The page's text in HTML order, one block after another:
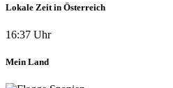
Lokale Zeit in Österreich
16:37 Uhr
Mein Land